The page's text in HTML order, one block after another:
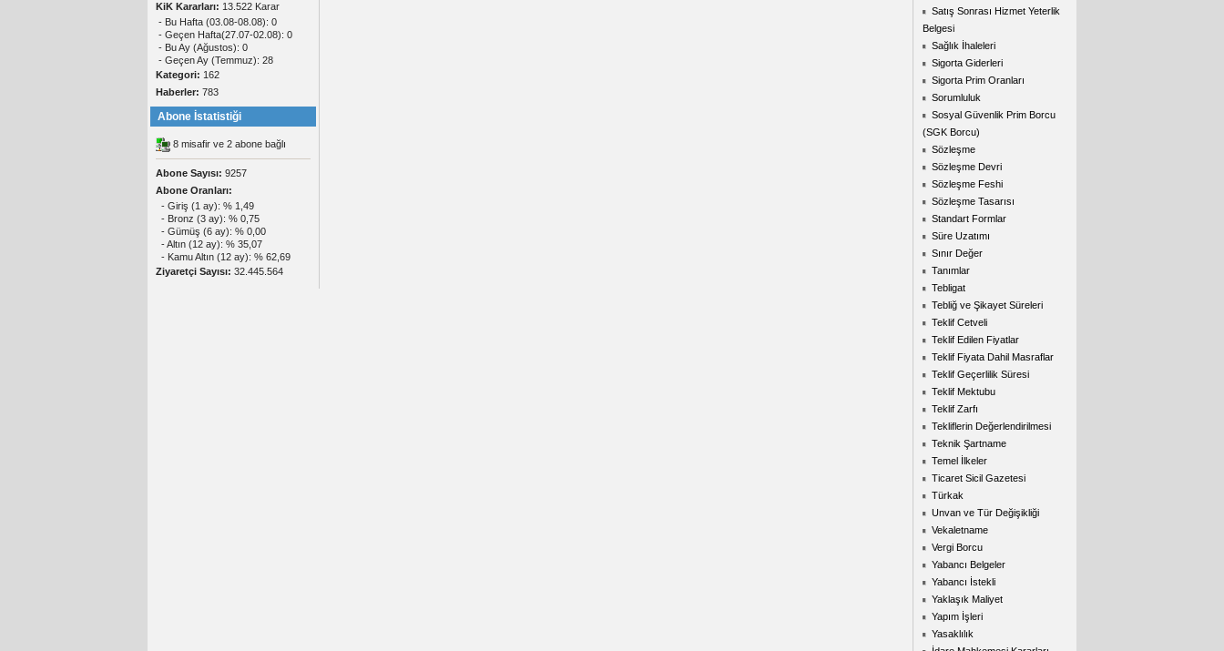
KiK Kararları: 13.522 Karar
- Bu Hafta (03.08-08.08): 0
- Geçen Hafta(27.07-02.08): 0
- Bu Ay (Ağustos): 0
- Geçen Ay (Temmuz): 28
Kategori: 162
Haberler: 783
Abone İstatistiği
8 misafir ve 2 abone bağlı
Abone Sayısı: 9257
Abone Oranları:
- Giriş (1 ay): % 1,49
- Bronz (3 ay): % 0,75
- Gümüş (6 ay): % 0,00
- Altın (12 ay): % 35,07
- Kamu Altın (12 ay): % 62,69
Ziyaretçi Sayısı: 32.445.564
Satış Sonrası Hizmet Yeterlik
Belgesi
Sağlık İhaleleri
Sigorta Giderleri
Sigorta Prim Oranları
Sorumluluk
Sosyal Güvenlik Prim Borcu
(SGK Borcu)
Sözleşme
Sözleşme Devri
Sözleşme Feshi
Sözleşme Tasarısı
Standart Formlar
Süre Uzatımı
Sınır Değer
Tanımlar
Tebligat
Tebliğ ve Şikayet Süreleri
Teklif Cetveli
Teklif Edilen Fiyatlar
Teklif Fiyata Dahil Masraflar
Teklif Geçerlilik Süresi
Teklif Mektubu
Teklif Zarfı
Tekliflerin Değerlendirilmesi
Teknik Şartname
Temel İlkeler
Ticaret Sicil Gazetesi
Türkak
Unvan ve Tür Değişikliği
Vekaletname
Vergi Borcu
Yabancı Belgeler
Yabancı İstekli
Yaklaşık Maliyet
Yapım İşleri
Yasaklılık